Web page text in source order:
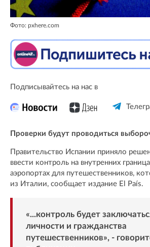
Фото: pxhere.com
Подписывайтесь на нас в
Проверки будут проводиться
Правительство Испании приняло
ввести контроль на внутренних
аэропортах для путешественников,
из Италии, сообщает издание El País.
«...контроль будет
личности и гражданства
путешественников», -